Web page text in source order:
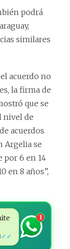
podrá
similares
acuerdo no
la firma de
que se
nivel de
acuerdos
Argelia se
por 6 en 14
en 8 años”,
✓✓
1